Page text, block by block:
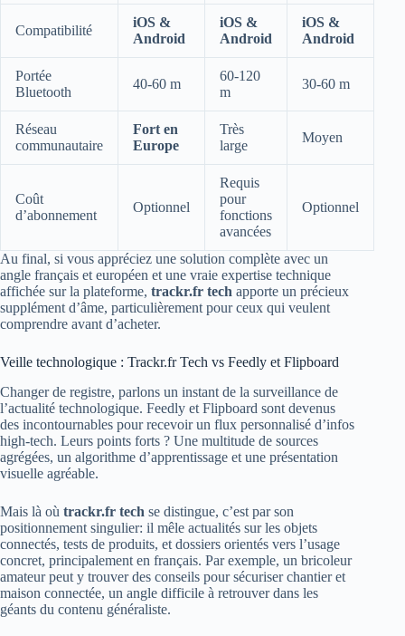
Compatibilité
iOS &
Android
iOS &
Android
iOS &
Android
Portée
Bluetooth
40-60 m
60-120
m
30-60 m
Réseau
communautaire
Fort en
Europe
Très
large
Moyen
Coût
d’abonnement
Optionnel
Requis
pour
fonctions
avancées
Optionnel
Au final, si vous appréciez une solution complète avec un
angle français et européen et une vraie expertise technique
affichée sur la plateforme, trackr.fr tech apporte un précieux
supplément d’âme, particulièrement pour ceux qui veulent
comprendre avant d’acheter.
Veille technologique : Trackr.fr Tech vs Feedly et Flipboard
Changer de registre, parlons un instant de la surveillance de
l’actualité technologique. Feedly et Flipboard sont devenus
des incontournables pour recevoir un flux personnalisé d’infos
high-tech. Leurs points forts ? Une multitude de sources
agrégées, un algorithme d’apprentissage et une présentation
visuelle agréable.
Mais là où trackr.fr tech se distingue, c’est par son
positionnement singulier: il mêle actualités sur les objets
connectés, tests de produits, et dossiers orientés vers l’usage
concret, principalement en français. Par exemple, un bricoleur
amateur peut y trouver des conseils pour sécuriser chantier et
maison connectée, un angle difficile à retrouver dans les
géants du contenu généraliste.